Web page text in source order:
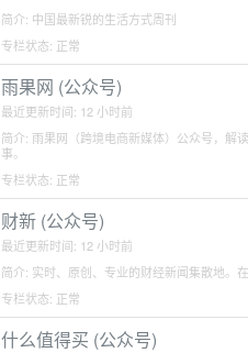
简介: 中国最新锐的生活方式周刊
专栏状态: 正常
雨果网 (公众号)
最近更新时间: 12 小时前
简介: 雨果网（跨境电商新媒体）公众号，解
事。
专栏状态: 正常
财新 (公众号)
最近更新时间: 12 小时前
简介: 实时、原创、专业的财经新闻集散地。
专栏状态: 正常
什么值得买 (公众号)